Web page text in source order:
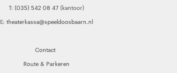
T: (035) 542 08 47(kantoor)
E: theaterkassa@speeldoosbaarn.nl
Contact
Route & Parkeren